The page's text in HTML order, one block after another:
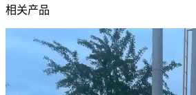
相关产品